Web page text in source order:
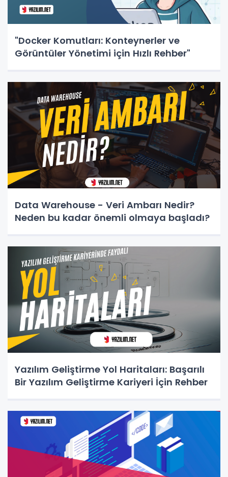
"Docker Komutları: Konteynerler ve
Görüntüler Yönetimi için Hızlı Rehber"
Data Warehouse - Veri Ambarı Nedir?
Neden bu kadar önemli olmaya başladı?
Yazılım Geliştirme Yol Haritaları: Başarılı
Bir Yazılım Geliştirme Kariyeri İçin Rehber